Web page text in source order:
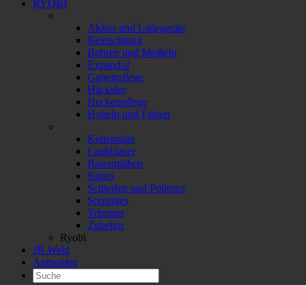
RYOBI
Akkus und Ladegeräte
Beleuchtung
Bohren und Meißeln
Expand-it
Gartenpflege
Häcksler
Heckenpflege
Hobeln und Fräsen
Kettensäge
Laubbläser
Rasenmähen
Sägen
Schleifen und Polieren
Sonstiges
Trimmer
Zubehör
Ryobi
JB Weld
Anmelden
Suchen